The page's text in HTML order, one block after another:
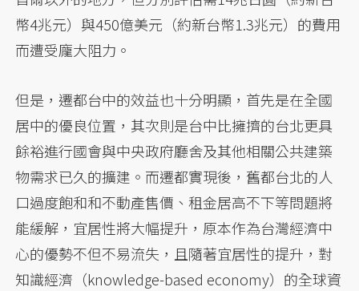
幣4兆元）與450億美元（約新台幣1.3兆元）的費用
而遭受龐大阻力。
但是，遷都台中的效益也十分明顯，首先是在全國
居中的優良位置，其次則是台中比擁擠的台北更具
餘裕進行國會與中央政府廳舍及其他相關公共建築
物需求已久的擴建。而遷都實現後，舊都台北的人
口過度飽和和不動產售價、租金居高不下等問題將
能緩解，宜居性將大幅提升，原本作為台灣經濟中
心的優勢不但不易流失，且隨著宜居性的提升，對
知識經濟（knowledge-based economy）的全球資